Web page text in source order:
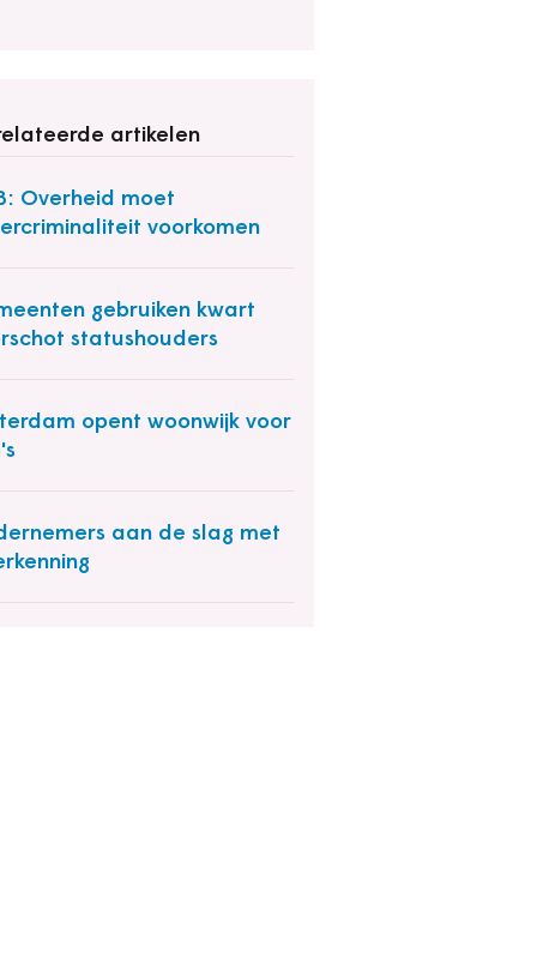
artikelen
Overheid moet
voorkomen
gebruiken kwart
statushouders
opent woonwijk voor
aan de slag met